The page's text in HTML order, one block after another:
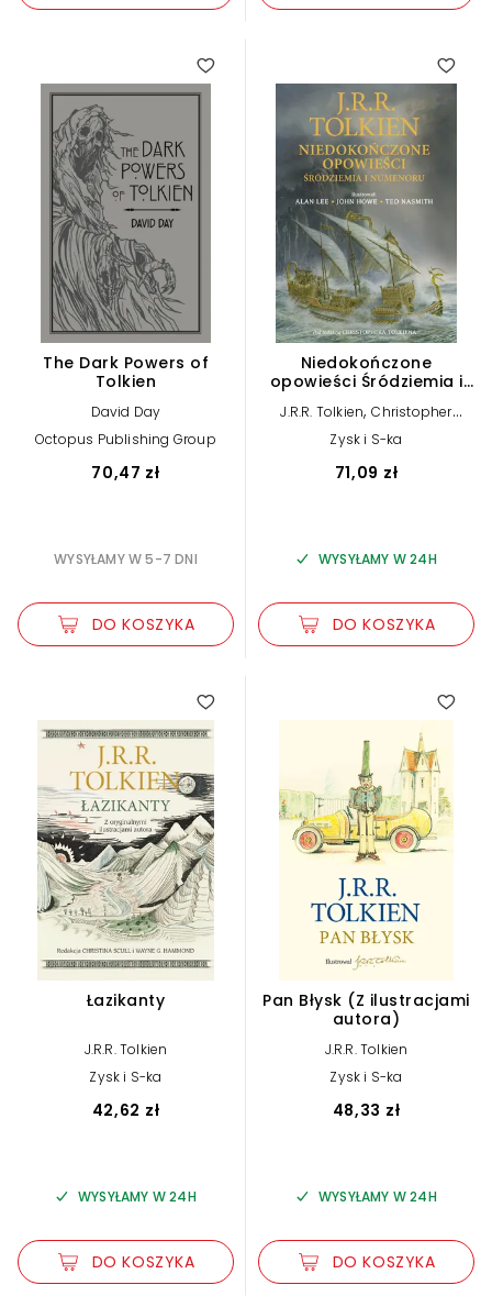
The Dark Powers of
Tolkien
David Day
Octopus Publishing Group
70,47 zł
WYSYŁAMY W 5-7 DNI
DO KOSZYKA
Niedokończone
opowieści Śródziemia i
ilustrowana)
J.R.R. Tolkien,Christopher
Tolkien
Zysk i S-ka
71,09 zł
WYSYŁAMY W 24H
DO KOSZYKA
Łazikanty
J.R.R. Tolkien
Zysk i S-ka
42,62 zł
WYSYŁAMY W 24H
DO KOSZYKA
5.00
Pan Błysk (Z ilustracjami
autora)
J.R.R. Tolkien
Zysk i S-ka
48,33 zł
WYSYŁAMY W 24H
DO KOSZYKA